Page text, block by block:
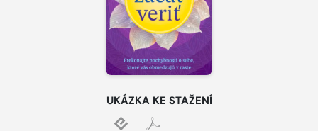
UKÁZKA KE STAŽENÍ